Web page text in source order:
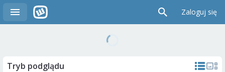
Zaloguj się
Tryb podglądu